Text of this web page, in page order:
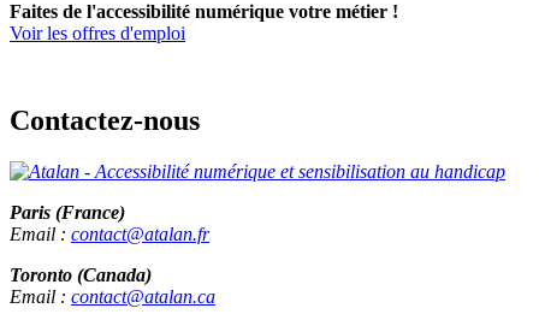
Faites de l'accessibilité numérique votre métier !
Voir les offres d'emploi
Contactez-nous
Paris (France)
Email : contact@atalan.fr
Toronto (Canada)
Email : contact@atalan.ca